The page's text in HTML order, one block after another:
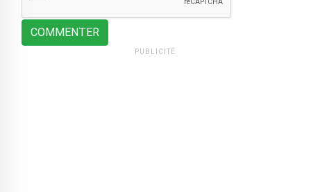
COMMENTER
PUBLICITÉ